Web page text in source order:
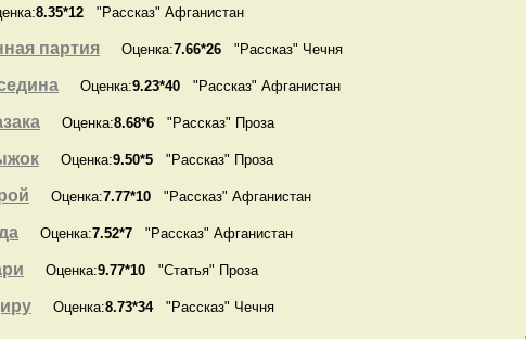
8.35*12 "Рассказ" Афганистан
партия Оценка:7.66*26 "Рассказ" Чечня
Оценка:9.23*40 "Рассказ" Афганистан
Оценка:8.68*6 "Рассказ" Проза
Оценка:9.50*5 "Рассказ" Проза
Оценка:7.77*10 "Рассказ" Афганистан
Оценка:7.52*7 "Рассказ" Афганистан
Оценка:9.77*10 "Статья" Проза
Оценка:8.73*34"Рассказ" Чечня